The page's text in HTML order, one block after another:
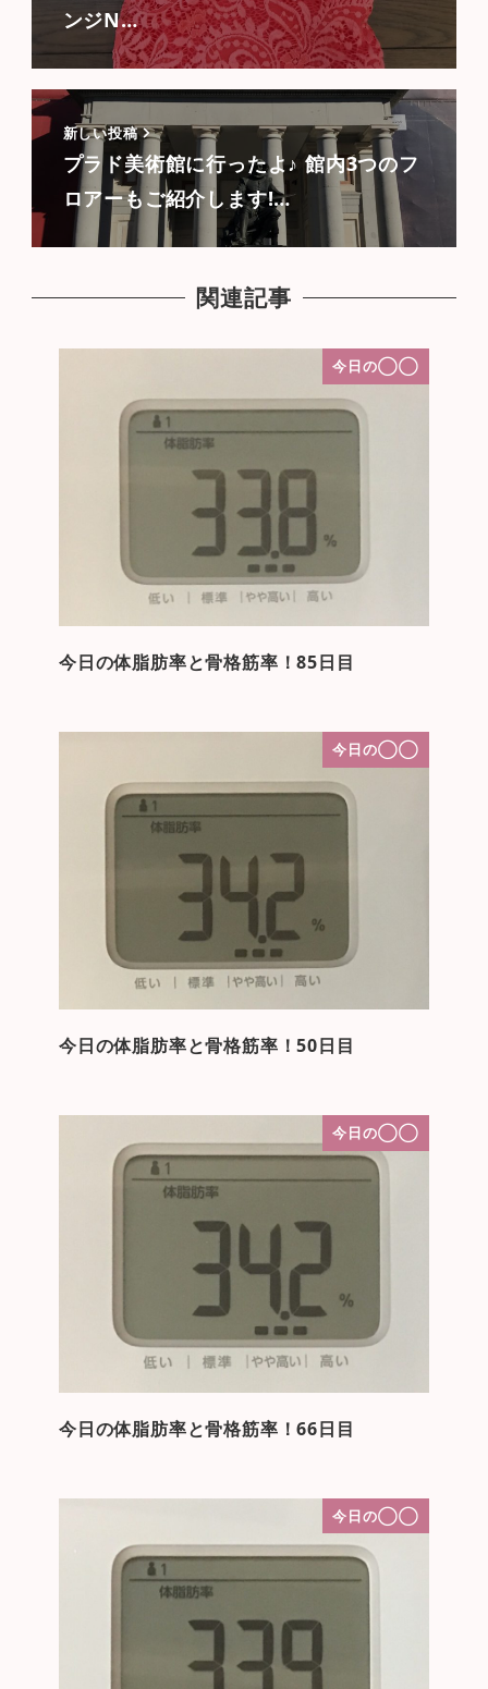
ンジN…
新しい投稿
プラド美術館に行ったよ♪ 館内3つのフ
ロアーもご紹介します!…
関連記事
今日の◯◯
今日の体脂肪率と骨格筋率！85日目
今日の◯◯
今日の体脂肪率と骨格筋率！50日目
今日の◯◯
今日の体脂肪率と骨格筋率！66日目
今日の◯◯